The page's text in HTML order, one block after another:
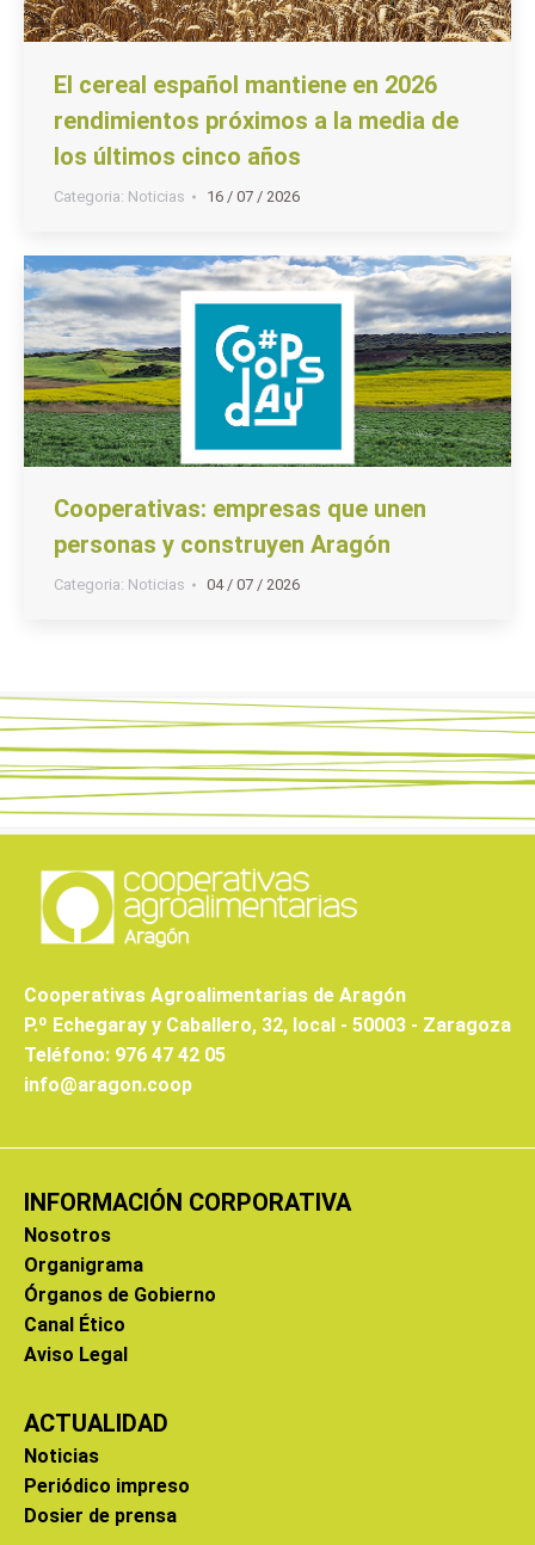
El cereal español mantiene en 2026
rendimientos próximos a la media de
los últimos cinco años
Categoria: Noticias 16 / 07 / 2026
Cooperativas: empresas que unen
personas y construyen Aragón
Categoria: Noticias 04 / 07 / 2026
Cooperativas Agroalimentarias de Aragón
P.º Echegaray y Caballero, 32, local - 50003 - Zaragoza
Teléfono: 976 47 42 05
info@aragon.coop
INFORMACIÓN CORPORATIVA
Nosotros
Organigrama
Órganos de Gobierno
Canal Ético
Aviso Legal
ACTUALIDAD
Noticias
Periódico impreso
Dosier de prensa